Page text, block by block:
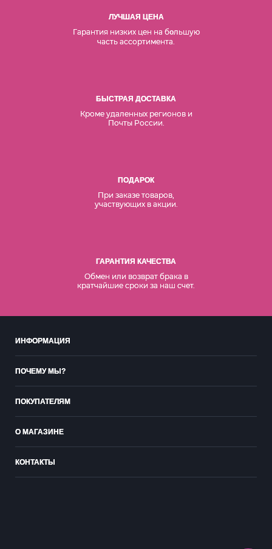
ЛУЧШАЯ ЦЕНА
Гарантия низких цен на большую
часть ассортимента.
БЫСТРАЯ ДОСТАВКА
Кроме удаленных регионов и
Почты России.
ПОДАРОК
При заказе товаров,
участвующих в акции.
ГАРАНТИЯ КАЧЕСТВА
Обмен или возврат брака в
кратчайшие сроки за наш счет.
ИНФОРМАЦИЯ
ПОЧЕМУ МЫ?
ПОКУПАТЕЛЯМ
О МАГАЗИНЕ
КОНТАКТЫ